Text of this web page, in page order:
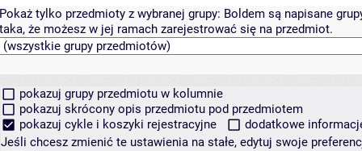
Pokaż tylko przedmioty z wybranej grupy: Boldem są napisane
taka, że możesz w jej ramach zarejestrować się na przedmiot.
pokazuj grupy przedmiotu w kolumnie
pokazuj skrócony opis przedmiotu pod przedmiotem
pokazuj cykle i koszyki rejestracyjne
dodatkowe
Jeśli chcesz zmienić te ustawienia na stałe, edytuj swoje